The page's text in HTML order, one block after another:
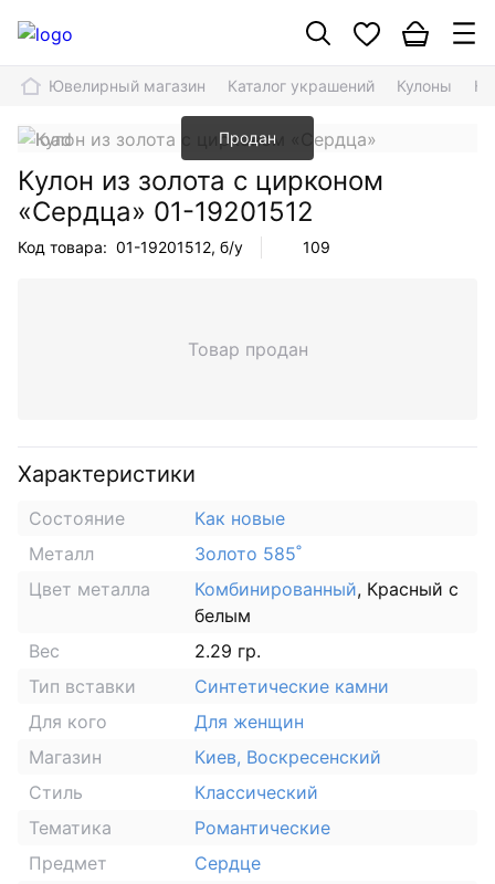
Ювелирный магазин Каталог украшений Кулоны
Продан
Кулон из золота с цирконом
«Сердца» 01-19201512
Код товара: 01-19201512, б/у 109
Товар продан
Характеристики
Состояние
Как новые
Металл
Золото 585˚
Цвет металла
Комбинированный, Красный с
белым
Вес
2.29 гр.
Тип вставки
Синтетические камни
Для кого
Для женщин
Магазин
Киев, Воскресенский
Стиль
Классический
Тематика
Романтические
Предмет
Сердце